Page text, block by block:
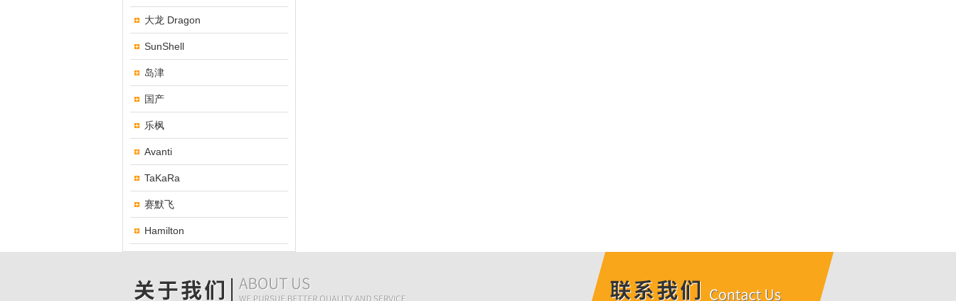
大龙 Dragon
SunShell
岛津
国产
乐枫
Avanti
TaKaRa
赛默飞
Hamilton